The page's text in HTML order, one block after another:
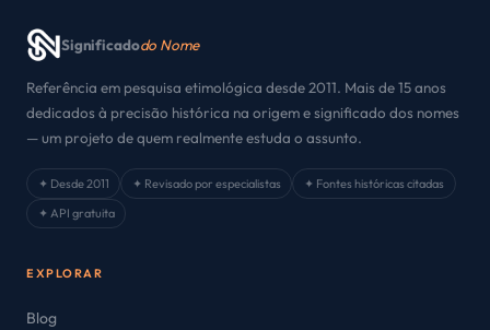
Significadodo Nome
Referência em pesquisa etimológica desde 2011. Mais de 15 anos
dedicados à precisão histórica na origem e significado dos nomes
— um projeto de quem realmente estuda o assunto.
✦ Desde 2011 ✦ Revisado por especialistas
✦ Fontes históricas citadas
✦ API gratuita
EXPLORAR
Blog